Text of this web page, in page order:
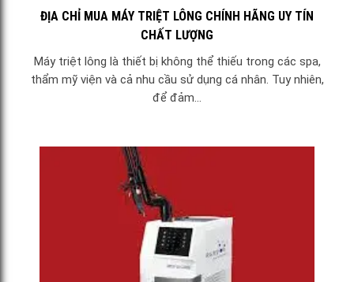
ĐỊA CHỈ MUA MÁY TRIỆT LÔNG CHÍNH HÃNG UY TÍN
CHẤT LƯỢNG
Máy triệt lông là thiết bị không thể thiếu trong các spa,
thẩm mỹ viện và cả nhu cầu sử dụng cá nhân. Tuy nhiên,
để đảm...